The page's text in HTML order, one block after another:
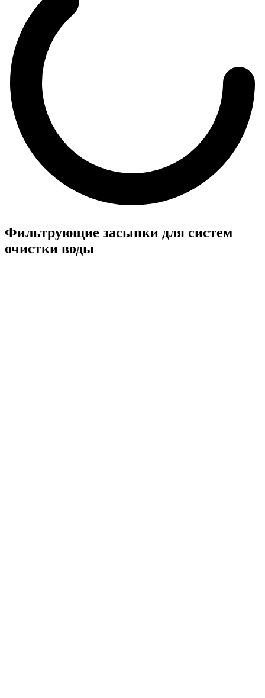
Фильтрующие засыпки для систем
очистки воды